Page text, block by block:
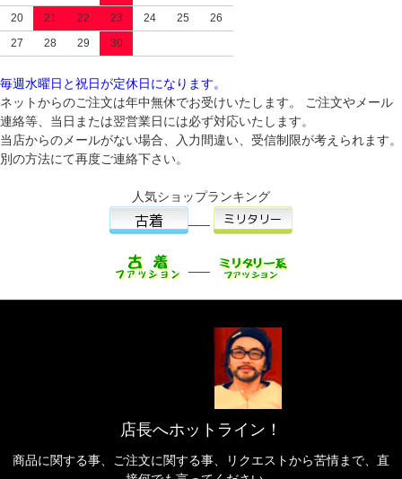
20
21 22 23 24 25
26
27
28 29 30
毎週水曜日と祝日が定休日になります。
ネットからのご注文は年中無休でお受けいたします。 ご注文やメール
連絡等、当日または翌営業日には必ず対応いたします。
当店からのメールがない場合、入力間違い、受信制限が考えられます。
別の方法にて再度ご連絡下さい。
人気ショップランキング
店長へホットライン！
商品に関する事、ご注文に関する事、リクエストから苦情まで、直